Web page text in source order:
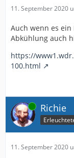
11. September 2020
Auch wenn es
Abkühlung auch
https://
100.html
Online Richie
11. September 2020